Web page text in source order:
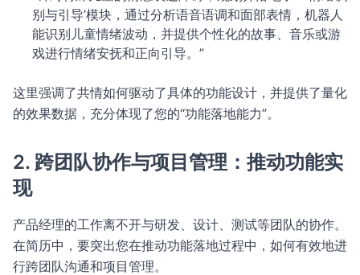
别与引导’模块，通过分析语音语调和面部表情，机器人
能识别儿童情绪波动，并提供个性化的故事、音乐或游
戏进行情绪安抚和正向引导。”
这里强调了共情如何驱动了具体的功能设计，并提供了量化
的效果数据，充分体现了您的“功能落地能力”。
2. 跨团队协作与项目管理：推动功能实
现
产品经理的工作离不开与研发、设计、测试等团队的协作。
在简历中，要突出您在推动功能落地过程中，如何有效地进
行跨团队沟通和项目管理。